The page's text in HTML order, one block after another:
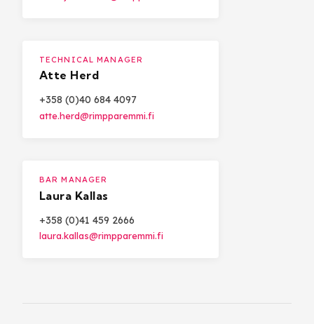
TECHNICAL MANAGER
Atte Herd
+358 (0)40 684 4097
atte.herd@rimpparemmi.fi
BAR MANAGER
Laura Kallas
+358 (0)41 459 2666
laura.kallas@rimpparemmi.fi